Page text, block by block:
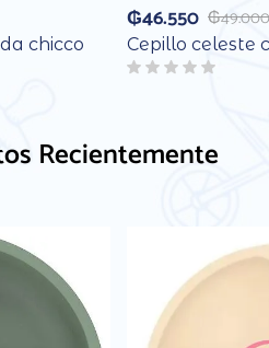
chicco
₲49.000
₲46.550
Cepillo celeste
Recientemente